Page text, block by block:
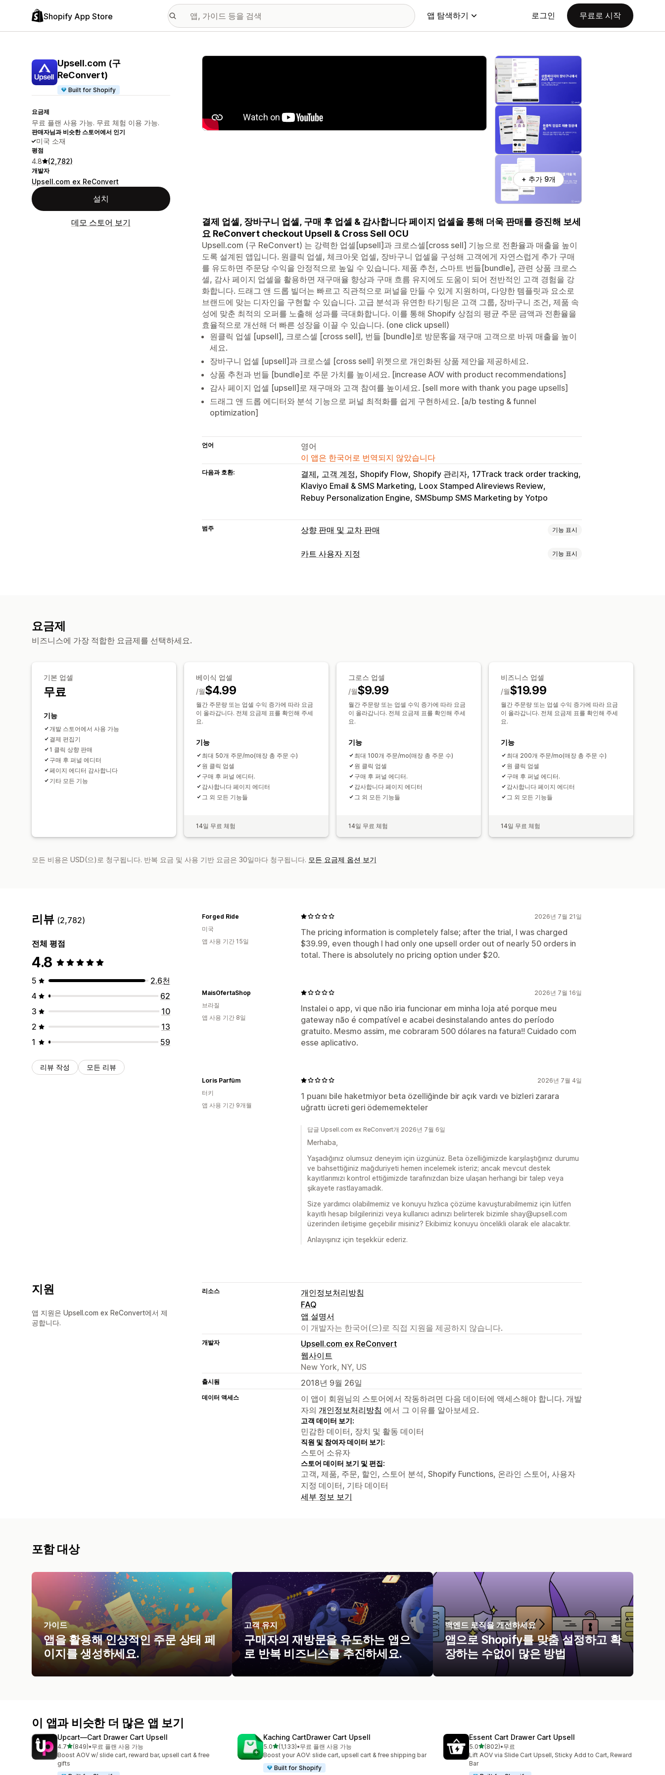
Shopify App Store 앱 탐색하기 로그인 무료로 시작
Upsell.com (구
ReConvert)
Built for Shopify
요금제
무료 플랜 사용 가능. 무료 체험 이용 가능.
판매자님과 비슷한 스토어에서 인기
미국 소재
평점
4.8 (2,782)
개발자
Upsell.com ex ReConvert
설치
데모 스토어 보기
추천 이미지 갤러리
+ 추가 9개
결제 업셀, 장바구니 업셀, 구매 후 업셀 & 감사합니다 페이지 업셀을 통해 더욱 판매를 증진해 보세
요 ReConvert checkout Upsell & Cross Sell OCU
Upsell.com (구 ReConvert) 는 강력한 업셀[upsell]과 크로스셀[cross sell] 기능으로 전환율과 매출을 높이
도록 설계된 앱입니다. 원클릭 업셀, 체크아웃 업셀, 장바구니 업셀을 구성해 고객에게 자연스럽게 추가 구매
를 유도하면 주문당 수익을 안정적으로 높일 수 있습니다. 제품 추천, 스마트 번들[bundle], 관련 상품 크로스
셀, 감사 페이지 업셀을 활용하면 재구매율 향상과 구매 흐름 유지에도 도움이 되어 전반적인 고객 경험을 강
화합니다. 드래그 앤 드롭 빌더는 빠르고 직관적으로 퍼널을 만들 수 있게 지원하며, 다양한 템플릿과 요소로
브랜드에 맞는 디자인을 구현할 수 있습니다. 고급 분석과 유연한 타기팅은 고객 그룹, 장바구니 조건, 제품 속
성에 맞춘 최적의 오퍼를 노출해 성과를 극대화합니다. 이를 통해 Shopify 상점의 평균 주문 금액과 전환율을
효율적으로 개선해 더 빠른 성장을 이끌 수 있습니다. (one click upsell)
원클릭 업셀 [upsell], 크로스셀 [cross sell], 번들 [bundle]로 방문客을 재구매 고객으로 바꿔 매출을 높이
세요.
장바구니 업셀 [upsell]과 크로스셀 [cross sell] 위젯으로 개인화된 상품 제안을 제공하세요.
상품 추천과 번들 [bundle]로 주문 가치를 높이세요. [increase AOV with product recommendations]
감사 페이지 업셀 [upsell]로 재구매와 고객 참여를 높이세요. [sell more with thank you page upsells]
드래그 앤 드롭 에디터와 분석 기능으로 퍼널 최적화를 쉽게 구현하세요. [a/b testing & funnel
optimization]
언어
영어
이 앱은 한국어로 번역되지 않았습니다
다음과 호환: 결제 고객 계정 Shopify Flow Shopify 관리자 17Track track order tracking
Klaviyo Email & SMS Marketing Loox Stamped Alireviews Review
Rebuy Personalization Engine SMSbump SMS Marketing by Yotpo
범주 상향 판매 및 교차 판매 기능 표시
맞춤 설정
클릭률 전환율 퍼널 추적
카트 사용자 지정 기능 표시
사용자 지정 노트 자동 할인
요금제
비즈니스에 가장 적합한 요금제를 선택하세요.
기본 업셀
무료
기능
개발 스토어에서 사용 가능
결제 편집기
1 클릭 상향 판매
구매 후 퍼널 에디터
페이지 에디터 감사합니다
기타 모든 기능
베이식 업셀
$4.99
/월
월간 주문량 또는 업셀 수익 증가에 따라 요금
이 올라갑니다. 전체 요금제 표를 확인해 주세
요.
기능
최대 50개 주문/mo(매장 총 주문 수)
원 클릭 업셀
구매 후 퍼널 에디터.
감사합니다 페이지 에디터
그 외 모든 기능들
14일 무료 체험
그로스 업셀
$9.99
/월
월간 주문량 또는 업셀 수익 증가에 따라 요금
이 올라갑니다. 전체 요금제 표를 확인해 주세
요.
기능
최대 100개 주문/mo(매장 총 주문 수)
원 클릭 업셀
구매 후 퍼널 에디터.
감사합니다 페이지 에디터
그 외 모든 기능들
14일 무료 체험
비즈니스 업셀
$19.99
/월
월간 주문량 또는 업셀 수익 증가에 따라 요금
이 올라갑니다. 전체 요금제 표를 확인해 주세
요.
기능
최대 200개 주문/mo(매장 총 주문 수)
원 클릭 업셀
구매 후 퍼널 에디터.
감사합니다 페이지 에디터
그 외 모든 기능들
14일 무료 체험
모든 비용은 USD(으)로 청구됩니다. 반복 요금 및 사용 기반 요금은 30일마다 청구됩니다. 모든 요금제 옵션 보기
리뷰 (2,782)
전체 평점
4.8
5
2.6천
4
62
3
10
2
13
1
59
리뷰 작성 모든 리뷰
2026년 7월 21일
The pricing information is completely false; after the trial, I was charged
$39.99, even though I had only one upsell order out of nearly 50 orders in
total. There is absolutely no pricing option under $20.
Forged Ride
미국
앱 사용 기간 15일
2026년 7월 16일
Instalei o app, vi que não iria funcionar em minha loja até porque meu
gateway não é compatível e acabei desinstalando antes do período
gratuito. Mesmo assim, me cobraram 500 dólares na fatura!! Cuidado com
esse aplicativo.
MaisOfertaShop
브라질
앱 사용 기간 8일
2026년 7월 4일
1 puanı bile haketmiyor beta özelliğinde bir açık vardı ve bizleri zarara
uğrattı ücreti geri ödememekteler
Loris Parfüm
터키
앱 사용 기간 9개월
답글 Upsell.com ex ReConvert개 2026년 7월 6일
Merhaba,
Yaşadığınız olumsuz deneyim için üzgünüz. Beta özelliğimizde karşılaştığınız durumu
ve bahsettiğiniz mağduriyeti hemen incelemek isteriz; ancak mevcut destek
kayıtlarımızı kontrol ettiğimizde tarafınızdan bize ulaşan herhangi bir talep veya
şikayete rastlayamadık.
Size yardımcı olabilmemiz ve konuyu hızlıca çözüme kavuşturabilmemiz için lütfen
kayıtlı hesap bilgilerinizi veya kullanıcı adınızı belirterek bizimle shay@upsell.com
üzerinden iletişime geçebilir misiniz? Ekibimiz konuyu öncelikli olarak ele alacaktır.
Anlayışınız için teşekkür ederiz.
지원
앱 지원은 Upsell.com ex ReConvert에서 제
공합니다.
리소스
개인정보처리방침
FAQ
앱 설명서
이 개발자는 한국어(으)로 직접 지원을 제공하지 않습니다.
개발자
Upsell.com ex ReConvert
웹사이트
New York, NY, US
출시됨 2018년 9월 26일
데이터 액세스
이 앱이 회원님의 스토어에서 작동하려면 다음 데이터에 액세스해야 합니다. 개발
자의 개인정보처리방침 에서 그 이유를 알아보세요.
고객 데이터 보기:
민감한 데이터, 장치 및 활동 데이터
직원 및 참여자 데이터 보기:
스토어 소유자
스토어 데이터 보기 및 편집:
고객, 제품, 주문, 할인, 스토어 분석, Shopify Functions, 온라인 스토어, 사용자
지정 데이터, 기타 데이터
세부 정보 보기
포함 대상
가이드
앱을 활용해 인상적인 주문 상태 페
이지를 생성하세요.
고객 유지
구매자의 재방문을 유도하는 앱으
로 반복 비즈니스를 추진하세요.
백엔드 로직을 개선하세요
앱으로 Shopify를 맞춤 설정하고 확
장하는 수없이 많은 방법
이 앱과 비슷한 더 많은 앱 보기
Upcart—Cart Drawer Cart Upsell
4.7별 5개 중
(849)
총 리뷰 849개
•무료 플랜 사용 가능
Boost AOV w/ slide cart, reward bar, upsell cart & free
gifts
Kaching CartDrawer Cart Upsell
5.0별 5개 중
(1,133)
총 리뷰 1133개
•무료 플랜 사용 가능
Boost your AOV: slide cart, upsell cart & free shipping bar
Built for Shopify
Essent Cart Drawer Cart Upsell
5.0별 5개 중
(802)
총 리뷰 802개
•무료
Lift AOV via Slide Cart Upsell, Sticky Add to Cart, Reward
Bar